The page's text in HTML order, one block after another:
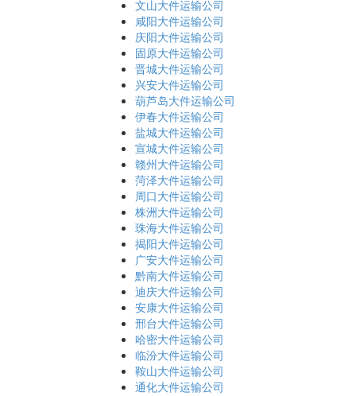
文山大件运输公司
咸阳大件运输公司
庆阳大件运输公司
固原大件运输公司
晋城大件运输公司
兴安大件运输公司
葫芦岛大件运输公司
伊春大件运输公司
盐城大件运输公司
宣城大件运输公司
赣州大件运输公司
菏泽大件运输公司
周口大件运输公司
株洲大件运输公司
珠海大件运输公司
揭阳大件运输公司
广安大件运输公司
黔南大件运输公司
迪庆大件运输公司
安康大件运输公司
邢台大件运输公司
哈密大件运输公司
临汾大件运输公司
鞍山大件运输公司
通化大件运输公司